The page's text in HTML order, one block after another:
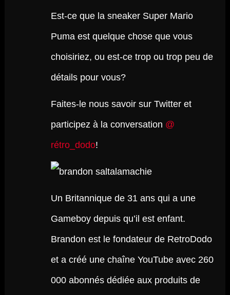
Est-ce que la sneaker Super Mario
Puma est quelque chose que vous
choisiriez, ou est-ce trop ou trop peu de
détails pour vous?
Faites-le nous savoir sur Twitter et
participez à la conversation @
rétro_dodo!
Un Britannique de 31 ans qui a une
Gameboy depuis qu’il est enfant.
Brandon est le fondateur de RetroDodo
et a créé une chaîne YouTube avec 260
000 abonnés dédiée aux produits de